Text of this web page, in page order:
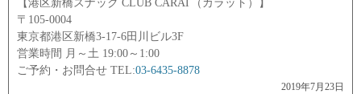
【港区新橋スナック CLUB CARAT（カラット）】
〒105-0004
東京都港区新橋3-17-6田川ビル3F
営業時間 月～土 19:00～1:00
ご予約・お問合せ TEL:03-6435-8878
2019年7月23日